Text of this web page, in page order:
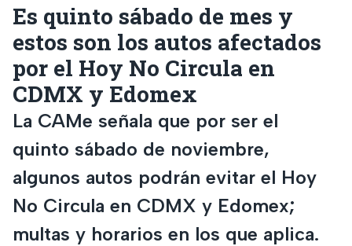
Es quinto sábado de mes y
estos son los autos afectados
por el Hoy No Circula en
CDMX y Edomex
La CAMe señala que por ser el
quinto sábado de noviembre,
algunos autos podrán evitar el Hoy
No Circula en CDMX y Edomex;
multas y horarios en los que aplica.